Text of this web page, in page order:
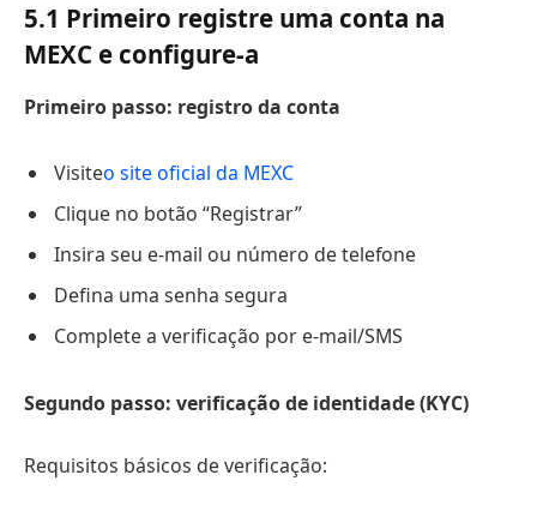
5.1 Primeiro registre uma conta na
MEXC e configure-a
Primeiro passo: registro da conta
Visiteo site oficial da MEXC
Clique no botão “Registrar”
Insira seu e-mail ou número de telefone
Defina uma senha segura
Complete a verificação por e-mail/SMS
Segundo passo: verificação de identidade (KYC)
Requisitos básicos de verificação: